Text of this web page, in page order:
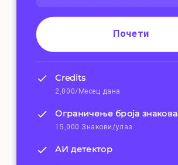
Почети
Credits
2,000/Месец дана
Ограничење броја знакова
15,000 Знакови/улаз
АИ детектор